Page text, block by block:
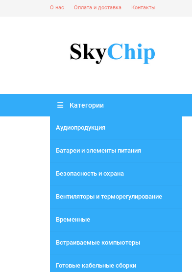
О нас Оплата и доставка Контакты
Категории
Аудиопродукция
Батареи и элементы питания
Безопасность и охрана
Вентиляторы и терморегулирование
Временные
Встраиваемые компьютеры
Готовые кабельные сборки